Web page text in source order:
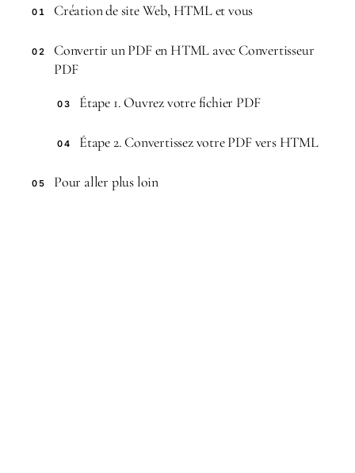
01 Création de site Web, HTML et vous
02
Convertir un PDF en HTML avec Convertisseur
PDF
03 Étape 1. Ouvrez votre fichier PDF
04 Étape 2. Convertissez votre PDF vers HTML
05 Pour aller plus loin